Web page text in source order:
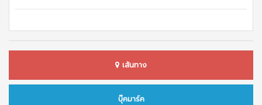
เส้นทาง
บุ๊คมาร์ค